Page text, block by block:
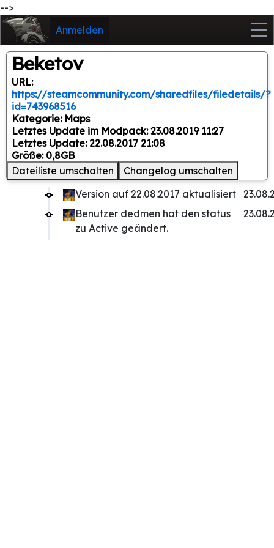
-->
Anmelden
Beketov
URL:
https://steamcommunity.com/sharedfiles/filedetails/?
id=743968516
Kategorie: Maps
Letztes Update im Modpack: 23.08.2019 11:27
Letztes Update: 22.08.2017 21:08
Größe: 0,8GB
Dateiliste umschalten
Changelog umschalten
Version auf 22.08.2017 aktualisiert
Benutzer dedmen hat den status
zu Active geändert.